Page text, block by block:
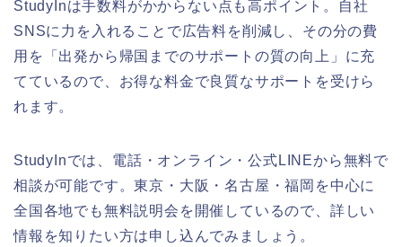
StudyInは手数料がかからない点も高ポイント。自社
SNSに力を入れることで広告料を削減し、その分の費
用を「出発から帰国までのサポートの質の向上」に充
てているので、お得な料金で良質なサポートを受けら
れます。
StudyInでは、電話・オンライン・公式LINEから無料で
相談が可能です。東京・大阪・名古屋・福岡を中心に
全国各地でも無料説明会を開催しているので、詳しい
情報を知りたい方は申し込んでみましょう。